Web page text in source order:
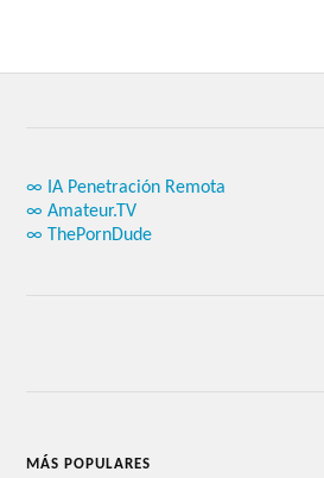
∞ IA Penetración Remota
∞ Amateur.TV
∞ ThePornDude
MÁS POPULARES